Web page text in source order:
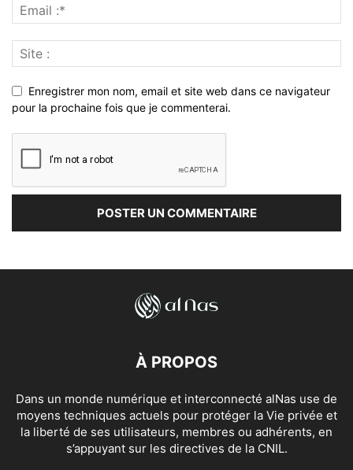
Enregistrer mon nom, email et site web dans ce navigateur
pour la prochaine fois que je commenterai.
À PROPOS
Dans un monde numérique et interconnecté alNas use de
moyens techniques actuels pour protéger la Vie privée et
la liberté de ses utilisateurs, membres ou adhérents, en
s’appuyant sur les directives de la CNIL.